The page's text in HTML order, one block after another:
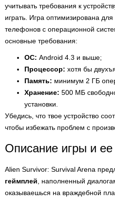
учитывать требования к
играть. Игра оптимизирована
телефонов с операционной
основные требования:
ОС: Android 4.3 и выше;
Процессор: хотя бы
Память: минимум 2 ГБ
Хранение: 500 МБ
установки.
Убедись, что твое устройство
чтобы избежать проблем с
Описание игры и ее
Alien Survivor: Survival Arena
геймплей , наполненный
оказываешься на враждебной